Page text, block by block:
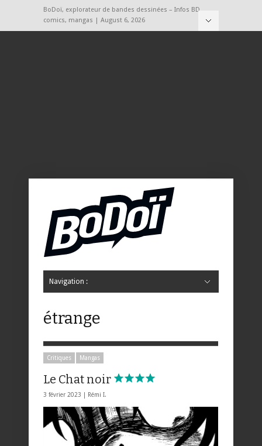
BoDoï, explorateur de bandes dessinées – Infos BD,
comics, mangas | August 6, 2026
Navigation :
étrange
Critiques Mangas
Le Chat noir
3 février 2023 | Rémi I.